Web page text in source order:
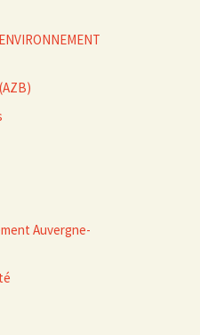
Auvergne-